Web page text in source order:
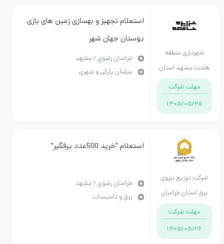
شهرداری منطقه
مشهد استان
خراسان رضوی
مهلت شرکت
1405/05/25
استعلام تجهیز و بهسازی زمین های بازی
بوستان جهان شهر
خراسان رضوي / مشهد
مبلمان پارکی و شهری
توزیع نیروی
استان خراسان
رضوی
مهلت شرکت
1405/05/26
استعلام "خرید 500عدد برقگیر"
خراسان رضوي / مشهد
برق و تاسیسات